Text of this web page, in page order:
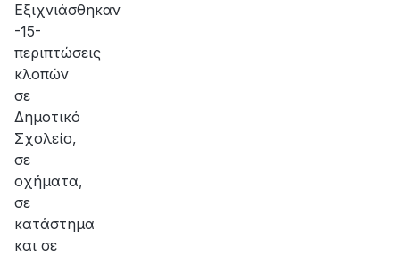
Εξιχνιάσθηκαν
-15-
περιπτώσεις
κλοπών
σε
Δημοτικό
Σχολείο,
σε
οχήματα,
σε
κατάστημα
και σε